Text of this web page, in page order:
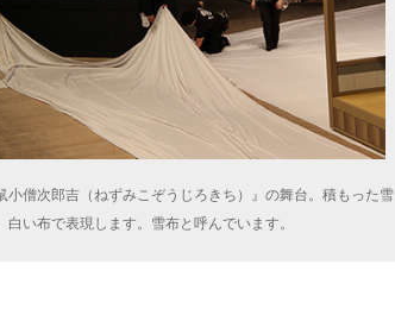
小僧次郎吉（ねずみこぞうじろきち）』の舞台。積もった雪
白い布で表現します。雪布と呼んでいます。